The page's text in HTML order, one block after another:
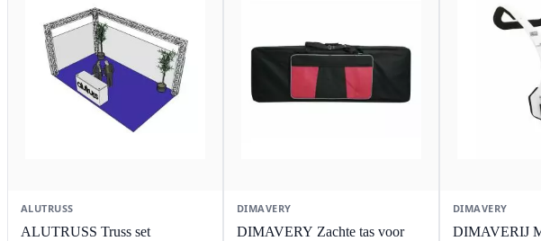
ALUTRUSS
ALUTRUSS Truss set
DIMAVERY
DIMAVERY Zachte tas voor
DIMAVERY
DIMAVERIJ